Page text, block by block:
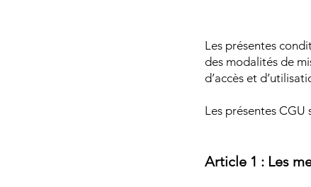
Les présentes
des modalités de
d’accès et
Les présentes CGU
Article 1 : Les